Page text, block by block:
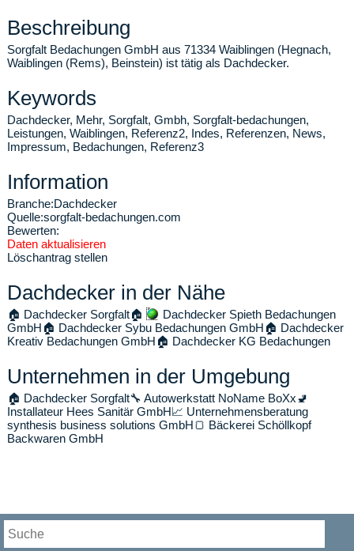
Beschreibung
Sorgfalt Bedachungen GmbH aus 71334 Waiblingen (Hegnach,
Waiblingen (Rems), Beinstein) ist tätig als Dachdecker.
Keywords
Dachdecker, Mehr, Sorgfalt, Gmbh, Sorgfalt-bedachungen,
Leistungen, Waiblingen, Referenz2, Indes, Referenzen, News,
Impressum, Bedachungen, Referenz3
Information
Branche:Dachdecker
Quelle:sorgfalt-bedachungen.com
Bewerten:
Daten aktualisieren
Löschantrag stellen
Dachdecker in der Nähe
🏠 Dachdecker Sorgfalt🏠
Dachdecker Spieth Bedachungen
GmbH 🏠 Dachdecker Sybu Bedachungen GmbH 🏠 Dachdecker
Kreativ Bedachungen GmbH 🏠 Dachdecker KG Bedachungen
Unternehmen in der Umgebung
🏠 Dachdecker Sorgfalt🔧 Autowerkstatt NoName BoXx🚽
Installateur Hees Sanitär GmbH📈 Unternehmensberatung
synthesis business solutions GmbH🍞 Bäckerei Schöllkopf
Backwaren GmbH